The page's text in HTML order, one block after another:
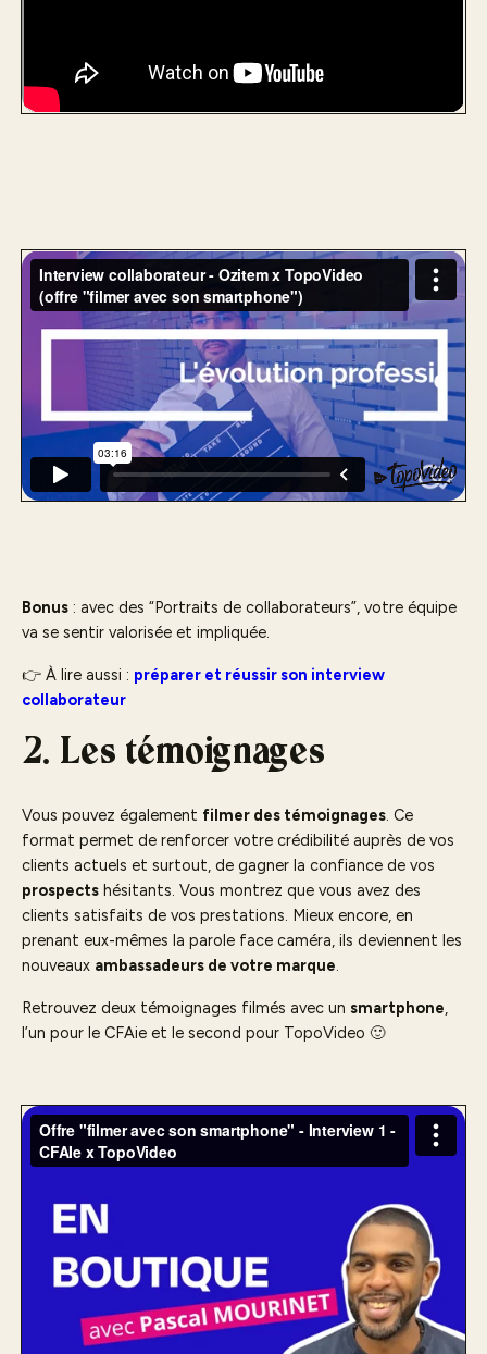
Bonus : avec des “Portraits de collaborateurs”, votre équipe
va se sentir valorisée et impliquée.
👉 À lire aussi : préparer et réussir son interview
collaborateur
2. Les témoignages
Vous pouvez également filmer des témoignages. Ce
format permet de renforcer votre crédibilité auprès de vos
clients actuels et surtout, de gagner la confiance de vos
prospects hésitants. Vous montrez que vous avez des
clients satisfaits de vos prestations. Mieux encore, en
prenant eux-mêmes la parole face caméra, ils deviennent les
nouveaux ambassadeurs de votre marque.
Retrouvez deux témoignages filmés avec un smartphone,
l’un pour le CFAie et le second pour TopoVideo 🙂